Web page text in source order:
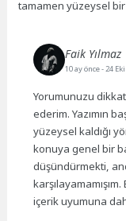
tamamen yüzeysel bir
Faik Yılmaz
10 ay önce- 24
Yorumunuzu
ederim. Yazımın
yüzeysel kaldığı
konuya genel bir
düşündürmekti,
içerik uyumuna